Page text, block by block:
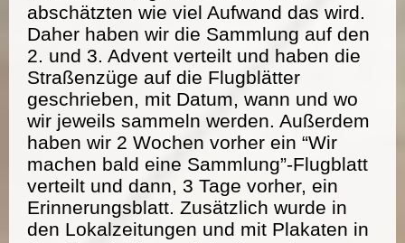
abschätzten wie viel Aufwand das wird.
Daher haben wir die Sammlung auf den
2. und 3. Advent verteilt und haben die
Straßenzüge auf die Flugblätter
geschrieben, mit Datum, wann und wo
wir jeweils sammeln werden. Außerdem
haben wir 2 Wochen vorher ein “Wir
machen bald eine Sammlung”-Flugblatt
verteilt und dann, 3 Tage vorher, ein
Erinnerungsblatt. Zusätzlich wurde in
den Lokalzeitungen und mit Plakaten in